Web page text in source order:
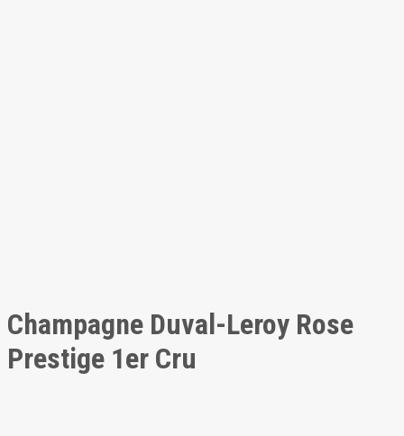
Champagne Duval-Leroy Rose
Prestige 1er Cru